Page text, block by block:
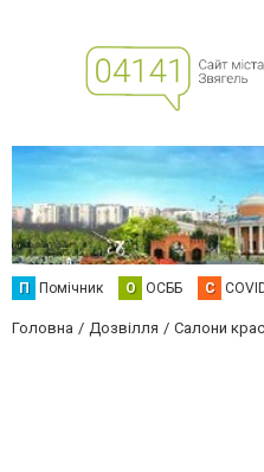
П Помічник О ОСББ C
Головна Дозвілля Салони